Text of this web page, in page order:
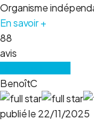
Organisme
En savoir +
88
avis
BenoîtC
publié le 22/11/2025